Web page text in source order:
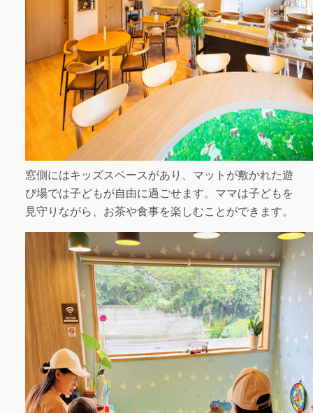
窓側にはキッズスペースがあり、マットが敷かれた遊
び場では子どもが自由に過ごせます。ママは子どもを
見守りながら、お茶や食事を楽しむことができます。